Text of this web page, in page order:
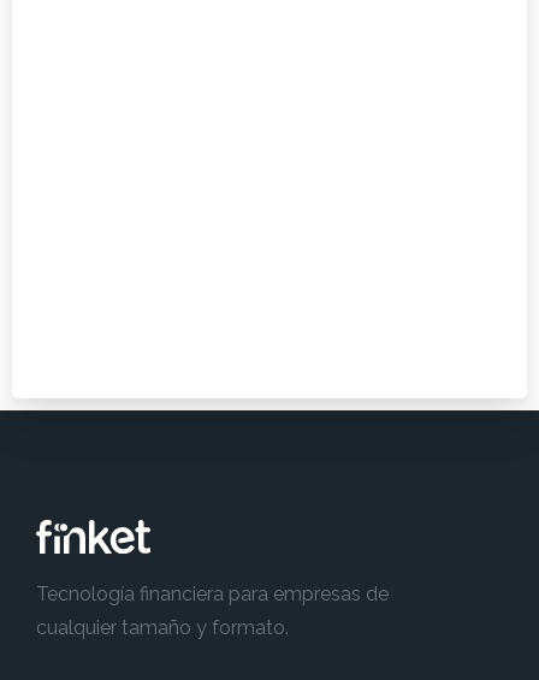
Tecnología financiera para empresas de
cualquier tamaño y formato.